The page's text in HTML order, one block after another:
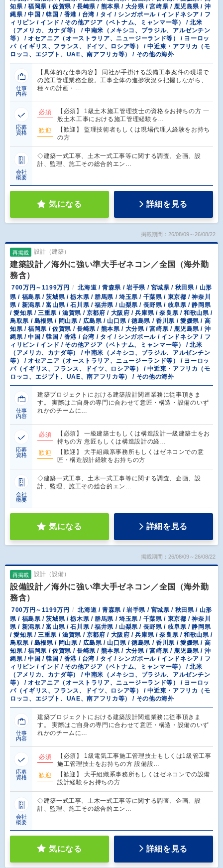
知県 / 福岡県 / 佐賀県 / 長崎県 / 熊本県 / 大分県 / 宮崎県 / 鹿児島県 / 沖
縄県 / 中国 / 韓国 / 香港 / 台湾 / タイ / シンガポール / インドネシア / フ
ィリピン / インド / その他アジア（ベトナム、ミャンマー等） / 北米
（アメリカ、カナダ等） / 中南米（メキシコ、ブラジル、アルゼンチン
等） / オセアニア（オーストラリア、ニュージーランド等） / ヨーロッ
パ（イギリス、フランス、ドイツ、ロシア等） / 中近東・アフリカ（モ
ロッコ、エジプト、UAE、南アフリカ等） / その他の海外
仕事
内容
【具体的な仕事内容】 同社が手掛ける設備工事案件の現場で
の施工管理業務全般。工事全体の進捗状況を把握しながら、
種々の計画・…
応募
資格
必須
【必須】 1級土木施工管理技士の資格をお持ちの方 一
般土木工事における施工管理経験を…
歓迎
【歓迎】 監理技術者もしくは現場代理人経験をお持ち
の方
会社
概要
◇建築一式工事、土木一式工事等に関する調査、企画、設
計、監理、施工その総合的エン…
気になる 詳細を見る
掲載期間：26/08/09～26/08/22
再掲載 設計（建築）
建築設計／海外に強い準大手ゼネコン／全国（海外勤
務含）
700万円～1199万円
北海道 / 青森県 / 岩手県 / 宮城県 / 秋田県 / 山形
県 / 福島県 / 茨城県 / 栃木県 / 群馬県 / 埼玉県 / 千葉県 / 東京都 / 神奈川
県 / 新潟県 / 富山県 / 石川県 / 福井県 / 山梨県 / 長野県 / 岐阜県 / 静岡県
/ 愛知県 / 三重県 / 滋賀県 / 京都府 / 大阪府 / 兵庫県 / 奈良県 / 和歌山県 /
鳥取県 / 島根県 / 岡山県 / 広島県 / 山口県 / 徳島県 / 香川県 / 愛媛県 / 高
知県 / 福岡県 / 佐賀県 / 長崎県 / 熊本県 / 大分県 / 宮崎県 / 鹿児島県 / 沖
縄県 / 中国 / 韓国 / 香港 / 台湾 / タイ / シンガポール / インドネシア / フ
ィリピン / インド / その他アジア（ベトナム、ミャンマー等） / 北米
（アメリカ、カナダ等） / 中南米（メキシコ、ブラジル、アルゼンチン
等） / オセアニア（オーストラリア、ニュージーランド等） / ヨーロッ
パ（イギリス、フランス、ドイツ、ロシア等） / 中近東・アフリカ（モ
ロッコ、エジプト、UAE、南アフリカ等） / その他の海外
仕事
内容
建築プロジェクトにおける建築設計関連業務に従事頂きま
す。 実際はご自身の専門に合わせて意匠・構造・設備のいず
れかのチームに…
応募
資格
必須
【必須】 一級建築士もしくは構造設計一級建築士をお
持ちの方 意匠もしくは構造設計の経…
歓迎
【歓迎】 大手組織系事務所もしくはゼネコンでの意
匠・構造設計経験をお持ちの方
会社
概要
◇建築一式工事、土木一式工事等に関する調査、企画、設
計、監理、施工その総合的エン…
気になる 詳細を見る
掲載期間：26/08/09～26/08/22
再掲載 設計（設備）
設備設計／海外に強い準大手ゼネコン／全国（海外勤
務含）
700万円～1199万円
北海道 / 青森県 / 岩手県 / 宮城県 / 秋田県 / 山形
県 / 福島県 / 茨城県 / 栃木県 / 群馬県 / 埼玉県 / 千葉県 / 東京都 / 神奈川
県 / 新潟県 / 富山県 / 石川県 / 福井県 / 山梨県 / 長野県 / 岐阜県 / 静岡県
/ 愛知県 / 三重県 / 滋賀県 / 京都府 / 大阪府 / 兵庫県 / 奈良県 / 和歌山県 /
鳥取県 / 島根県 / 岡山県 / 広島県 / 山口県 / 徳島県 / 香川県 / 愛媛県 / 高
知県 / 福岡県 / 佐賀県 / 長崎県 / 熊本県 / 大分県 / 宮崎県 / 鹿児島県 / 沖
縄県 / 中国 / 韓国 / 香港 / 台湾 / タイ / シンガポール / インドネシア / フ
ィリピン / インド / その他アジア（ベトナム、ミャンマー等） / 北米
（アメリカ、カナダ等） / 中南米（メキシコ、ブラジル、アルゼンチン
等） / オセアニア（オーストラリア、ニュージーランド等） / ヨーロッ
パ（イギリス、フランス、ドイツ、ロシア等） / 中近東・アフリカ（モ
ロッコ、エジプト、UAE、南アフリカ等） / その他の海外
仕事
内容
建築プロジェクトにおける建築設計関連業務に従事頂きま
す。 実際はご自身の専門に合わせて意匠・構造・設備のいず
れかのチームに…
応募
資格
必須
【必須】 1級電気工事施工管理技士もしくは1級管工事
施工管理技士をお持ちの方 設備設…
歓迎
【歓迎】 大手組織系事務所もしくはゼネコンでの設備
設計経験をお持ちの方
会社
概要
◇建築一式工事、土木一式工事等に関する調査、企画、設
計、監理、施工その総合的エン…
気になる 詳細を見る